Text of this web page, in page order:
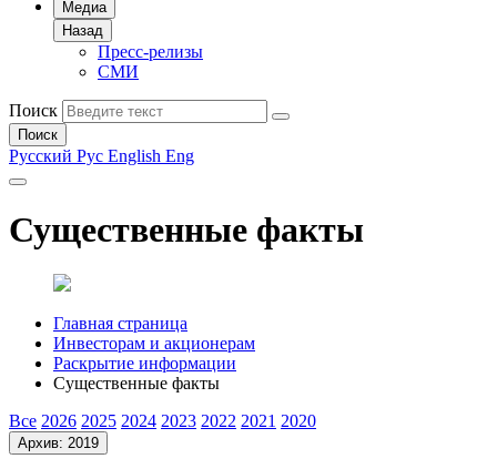
Медиа
Назад
Пресс-релизы
СМИ
Поиск
Поиск
Русский Рус English Eng
Существенные факты
Главная страница
Инвесторам и акционерам
Раскрытие информации
Существенные факты
Все 2026 2025 2024 2023 2022 2021 2020
Архив: 2019